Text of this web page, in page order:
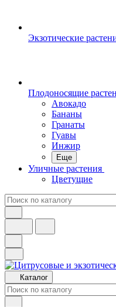
Экзотические
Плодоносящие
Авокадо
Бананы
Гранаты
Гуавы
Инжир
Еще
Уличные растения
Цветущие
Каталог